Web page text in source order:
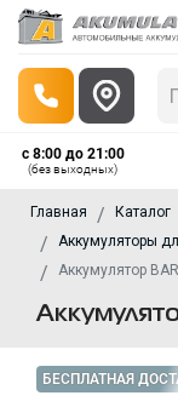
с 8:00 до 21:00
(без выходных)
Главная Каталог
Аккумуляторы
Аккумулятор
БЕСПЛАТНАЯ